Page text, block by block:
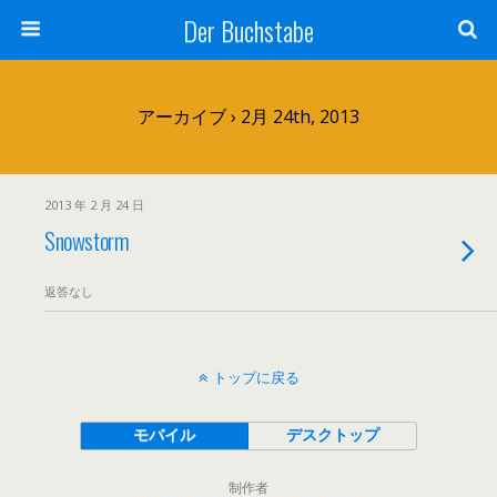
Der Buchstabe
アーカイブ › 2月 24th, 2013
2013 年 2 月 24 日
Snowstorm
返答なし
トップに戻る
モバイル デスクトップ
制作者